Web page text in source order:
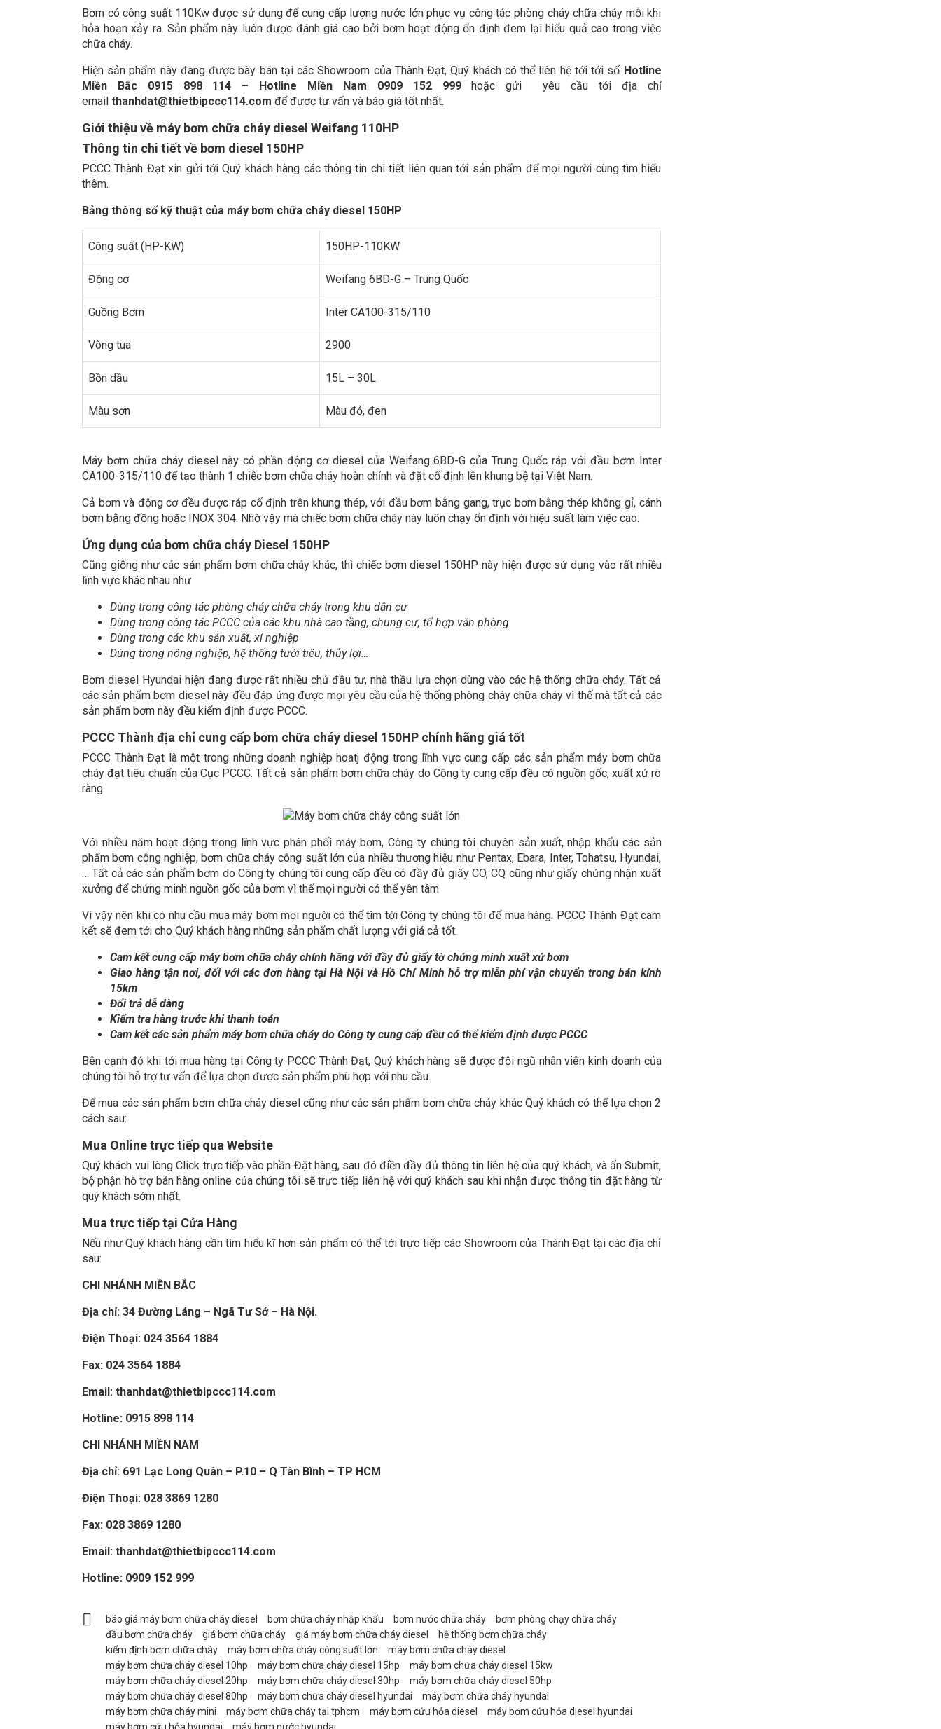
Bơm có công suất 110Kw được sử dụng để cung cấp lượng nước lớn phục vụ công tác phòng cháy chữa cháy mỗi khi
hỏa hoạn xảy ra. Sản phẩm này luôn được đánh giá cao bởi bơm hoạt động ổn định đem lại hiểu quả cao trong việc
chữa cháy.
Hiện sản phẩm này đang được bày bán tại các Showroom của Thành Đạt, Quý khách có thể liên hệ tới tới số Hotline
Miền Bắc 0915 898 114 – Hotline Miền Nam 0909 152
999 hoặc gửi yêu cầu tới địa chỉ
email thanhdat@thietbipccc114.com để được tư vấn và báo giá tốt nhất.
Giới thiệu về máy bơm chữa cháy diesel Weifang 110HP
Thông tin chi tiết về bơm diesel 150HP
PCCC Thành Đạt xin gửi tới Quý khách hàng các thông tin chi tiết liên quan tới sản phẩm để mọi người cùng tìm hiểu
thêm.
Bảng thông số kỹ thuật của máy bơm chữa cháy diesel 150HP
Công suất (HP-KW) 150HP-110KW
Động cơ Weifang 6BD-G – Trung Quốc
Guồng Bơm Inter CA100-315/110
Vòng tua 2900
Bồn dầu 15L – 30L
Màu sơn Màu đỏ, đen
Máy bơm chữa cháy diesel này có phần động cơ diesel của Weifang 6BD-G của Trung Quốc ráp với đầu bơm Inter
CA100-315/110 để tạo thành 1 chiếc bơm chữa cháy hoàn chỉnh và đặt cố định lên khung bệ tại Việt Nam.
Cả bơm và động cơ đều được ráp cố định trên khung thép, với đầu bơm bằng gang, trục bơm bằng thép không gỉ, cánh
bơm bằng đồng hoặc INOX 304. Nhờ vậy mà chiếc bơm chữa cháy này luôn chạy ổn định với hiệu suất làm việc cao.
Ứng dụng của bơm chữa cháy Diesel 150HP
Cũng giống như các sản phẩm bơm chữa cháy khác, thì chiếc bơm diesel 150HP này hiện được sử dụng vào rất nhiều
lĩnh vực khác nhau như
Dùng trong công tác phòng cháy chữa cháy trong khu dân cư
Dùng trong công tác PCCC của các khu nhà cao tầng, chung cư, tổ hợp văn phòng
Dùng trong các khu sản xuất, xí nghiệp
Dùng trong nông nghiệp, hệ thống tưới tiêu, thủy lợi…
Bơm diesel Hyundai hiện đang được rất nhiều chủ đầu tư, nhà thầu lựa chọn dùng vào các hệ thống chữa cháy. Tất cả
các sản phẩm bơm diesel này đều đáp ứng được mọi yêu cầu của hệ thống phòng cháy chữa cháy vì thế mà tất cả các
sản phẩm bơm này đều kiểm định được PCCC.
PCCC Thành địa chỉ cung cấp bơm chữa cháy diesel 150HP chính hãng giá tốt
PCCC Thành Đạt là một trong những doanh nghiệp hoatj động trong lĩnh vực cung cấp các sản phẩm máy bơm chữa
cháy đạt tiêu chuẩn của Cục PCCC. Tất cả sản phẩm bơm chữa cháy do Công ty cung cấp đều có nguồn gốc, xuất xứ rõ
ràng.
Với nhiều năm hoạt động trong lĩnh vực phân phối máy bơm, Công ty chúng tôi chuyên sản xuất, nhập khẩu các sản
phẩm bơm công nghiệp, bơm chữa cháy công suất lớn của nhiều thương hiệu như Pentax, Ebara, Inter, Tohatsu, Hyundai,
… Tất cả các sản phẩm bơm do Công ty chúng tôi cung cấp đều có đầy đủ giấy CO, CQ cũng như giấy chứng nhận xuất
xưởng để chứng minh nguồn gốc của bơm vì thế mọi người có thể yên tâm
Vì vậy nên khi có nhu cầu mua máy bơm mọi người có thể tìm tới Công ty chúng tôi để mua hàng. PCCC Thành Đạt cam
kết sẽ đem tới cho Quý khách hàng những sản phẩm chất lượng với giá cả tốt.
Cam kết cung cấp máy bơm chữa cháy chính hãng với đầy đủ giấy tờ chứng minh xuất xứ bơm
Giao hàng tận nơi, đối với các đơn hàng tại Hà Nội và Hồ Chí Minh hỗ trợ miễn phí vận chuyển trong bán kính
15km
Đổi trả dễ dàng
Kiểm tra hàng trước khi thanh toán
Cam kết các sản phẩm máy bơm chữa cháy do Công ty cung cấp đều có thể kiểm định được PCCC
Bên cạnh đó khi tới mua hàng tại Công ty PCCC Thành Đạt, Quý khách hàng sẽ được đội ngũ nhân viên kinh doanh của
chúng tôi hỗ trợ tư vấn để lựa chọn được sản phẩm phù hợp với nhu cầu.
Để mua các sản phẩm bơm chữa cháy diesel cũng như các sản phẩm bơm chữa cháy khác Quý khách có thể lựa chọn 2
cách sau:
Mua Online trực tiếp qua Website
Quý khách vui lòng Click trực tiếp vào phần Đặt hàng, sau đó điền đầy đủ thông tin liên hệ của quý khách, và ấn Submit,
bộ phận hỗ trợ bán hàng online của chúng tôi sẽ trực tiếp liên hệ với quý khách sau khi nhận được thông tin đặt hàng từ
quý khách sớm nhất.
Mua trực tiếp tại Cửa Hàng
Nếu như Quý khách hàng cần tìm hiểu kĩ hơn sản phẩm có thể tới trực tiếp các Showroom của Thành Đạt tại các địa chỉ
sau:
CHI NHÁNH MIỀN BẮC
Địa chỉ: 34 Đường Láng – Ngã Tư Sở – Hà Nội.
Điện Thoại: 024 3564 1884
Fax: 024 3564 1884
Email: thanhdat@thietbipccc114.com
Hotline: 0915 898 114
CHI NHÁNH MIỀN NAM
Địa chỉ: 691 Lạc Long Quân – P.10 – Q Tân Bình – TP HCM
Điện Thoại: 028 3869 1280
Fax: 028 3869 1280
Email: thanhdat@thietbipccc114.com
Hotline: 0909 152 999
báo giá máy bơm chữa cháy diesel bơm chữa cháy nhập khẩu bơm nước chữa cháy
bơm phòng chạy chữa cháy
đầu bơm chữa cháy
giá bơm chữa cháy giá máy bơm chữa cháy diesel
hệ thống bơm chữa cháy
kiểm định bơm chữa cháy
máy bơm chữa cháy công suất lớn
máy bơm chữa cháy diesel
máy bơm chữa cháy diesel 10hp
máy bơm chữa cháy diesel 15hp
máy bơm chữa cháy diesel 15kw
máy bơm chữa cháy diesel 20hp
máy bơm chữa cháy diesel 30hp
máy bơm chữa cháy diesel 50hp
máy bơm chữa cháy diesel 80hp
máy bơm chữa cháy diesel hyundai
máy bơm chữa cháy hyundai
máy bơm chữa cháy mini
máy bơm chữa cháy tại tphcm máy bơm cứu hỏa diesel
máy bơm cứu hỏa diesel hyundai